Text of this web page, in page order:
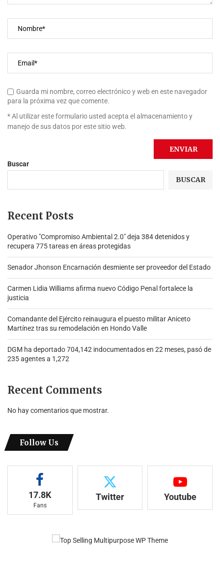
Guarda mi nombre, correo electrónico y web en este navegador
para la próxima vez que comente.
* Al utilizar este formulario usted acepta el almacenamiento y
manejo de sus datos por este sitio web.
Buscar
BUSCAR
Recent Posts
Operativo "Compromiso Ambiental 2.0″ deja 384 detenidos y
recupera 775 tareas en áreas protegidas
Senador Jhonson Encarnación desmiente ser proveedor del Estado
Carmen Lidia Williams afirma nuevo Código Penal fortalece la
justicia
Comandante del Ejército reinaugura el puesto militar Aniceto
Martínez tras su remodelación en Hondo Valle
DGM ha deportado 704,142 indocumentados en 22 meses, pasó de
235 agentes a 1,272
Recent Comments
No hay comentarios que mostrar.
Follow Us
17.8K
Fans
Twitter Youtube